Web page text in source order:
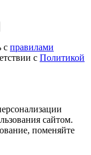
с правилами
с Политикой
сайтом.
поменяйте